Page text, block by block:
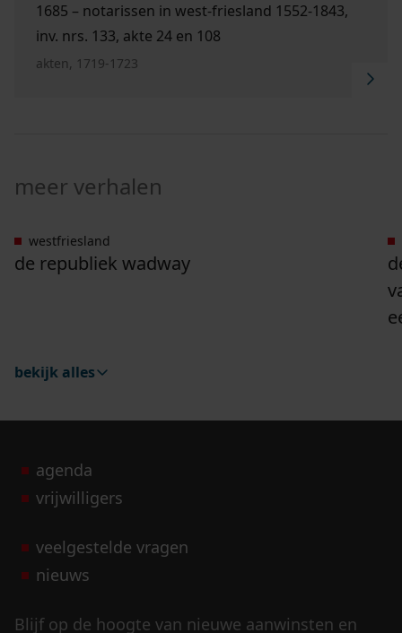
1685 – notarissen in west-friesland 1552-1843,
inv. nrs. 133, akte 24 en 108
akten, 1719-1723
meer verhalen
westfriesland
de republiek wadway
Ga naar "De Republiek Wadway".
bekijk alles
agenda
vrijwilligers
veelgestelde vragen
nieuws
Blijf op de hoogte van nieuwe aanwinsten en